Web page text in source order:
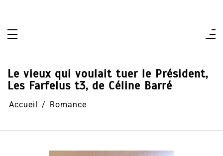
Le vieux qui voulait tuer le Président,
Les Farfelus t3, de Céline Barré
Accueil Romance